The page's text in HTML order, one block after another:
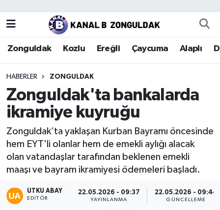
Zonguldak Kozlu Ereğli Çaycuma Alaplı
HABERLER ZONGULDAK
Zonguldak'ta bankalarda
ikramiye kuyruğu
Zonguldak’ta yaklaşan Kurban Bayramı öncesinde
hem EYT'li olanlar hem de emekli aylığı alacak
olan vatandaşlar tarafından beklenen emekli
maaşı ve bayram ikramiyesi ödemeleri başladı.
UTKU ABAY
EDITÖR
22.05.2026 - 09:37
YAYINLANMA
22.05.2026 - 09:44
GÜNCELLEME
Zonguldak
Kozlu
Çaycuma
Alaplı
Devrek
Gökçebey
Zonguldak Nöbetçi Eczaneler
Zonguldak Hava Durumu
Zonguldak Trafik Yoğunluk Haritası
Puan Durumu ve Fikstür
Tüm Manşetler
Son Dakika Haberleri
Haber Arşivi